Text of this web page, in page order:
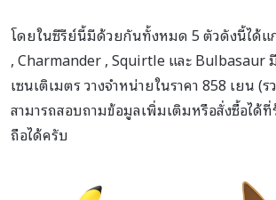
โดยในซีรีย์นี้มีด้วยกันทั้งหมด 5 ตัวดังนี้ได้แ
, Charmander , Squirtle และ Bulbasaur
เซนเติเมตร วางจำหน่ายในราคา 858 เยน (
สามารถสอบถามข้อมูลเพิ่มเติมหรือสั่งซื้อได้ที่
ถือได้ครับ